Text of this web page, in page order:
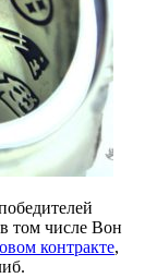
том числе Вон
контракте,